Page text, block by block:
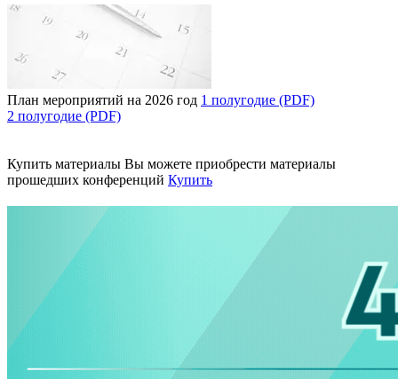
План мероприятий на 2026 год 1 полугодие (PDF)
2 полугодие (PDF)
Купить материалы Вы можете приобрести материалы
прошедших конференций Купить